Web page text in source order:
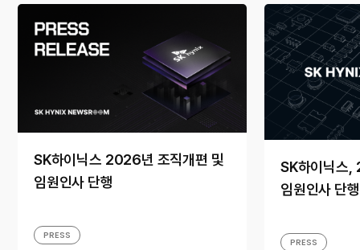
SK하이닉스 2026년 조직개편 및
임원인사 단행
PRESS
SK하이닉스,
임원인사 단행
PRESS